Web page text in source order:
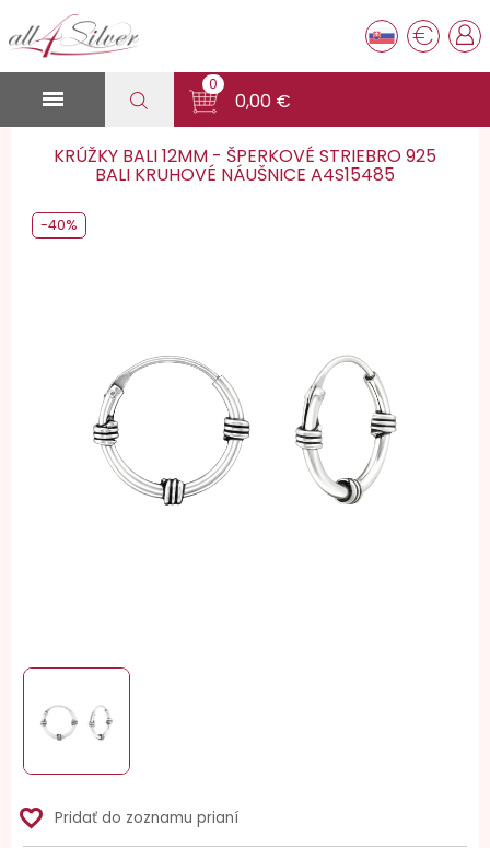
€

0
0,00 €
KRÚŽKY BALI 12MM - ŠPERKOVÉ STRIEBRO 925
BALI KRUHOVÉ NÁUŠNICE A4S15485
-40%
favorite_border Pridať do zoznamu prianí